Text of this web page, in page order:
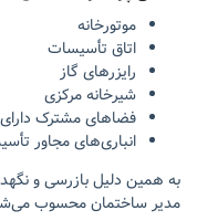
موتورخانه
اتاق تأسیسات
رایزرهای گاز
شیرخانه مرکزی
فضاهای مشترک
انباری‌های مجاور
به همین دلیل بازرسی و
مدیر ساختمان محسوب